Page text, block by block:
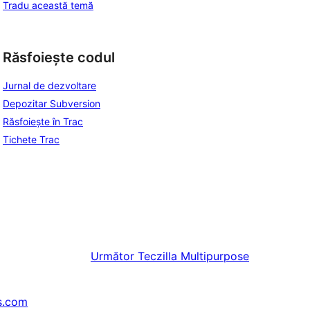
Tradu această temă
Răsfoiește codul
Jurnal de dezvoltare
Depozitar Subversion
Răsfoiește în Trac
Tichete Trac
Următor Teczilla Multipurpose